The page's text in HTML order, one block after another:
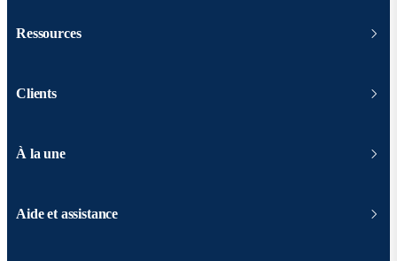
Ressources
Clients
À la une
Aide et assistance